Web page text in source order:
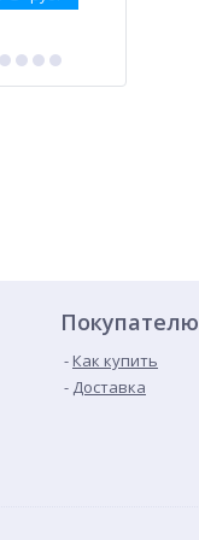
Покупателю
Как купить
Доставка